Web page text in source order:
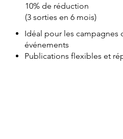
10% de réduction
(3 sorties en 6 mois)
Idéal pour les
événements
Publications flexibles et